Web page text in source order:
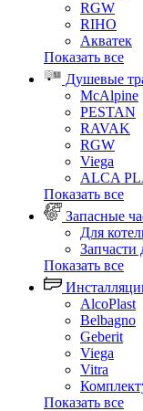
RGW
RIHO
Акватек
Показать все
Душевые
McAlpine
PESTAN
RAVAK
RGW
Viega
АLCA
Показать все
Запасные
Для
Запчасти
Показать все
AlcoPlast
Belbagno
Geberit
Viega
Vitra
Показать все